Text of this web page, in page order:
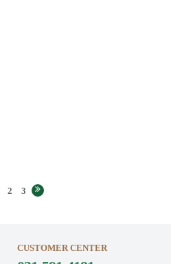
2 3
CUSTOMER CENTER